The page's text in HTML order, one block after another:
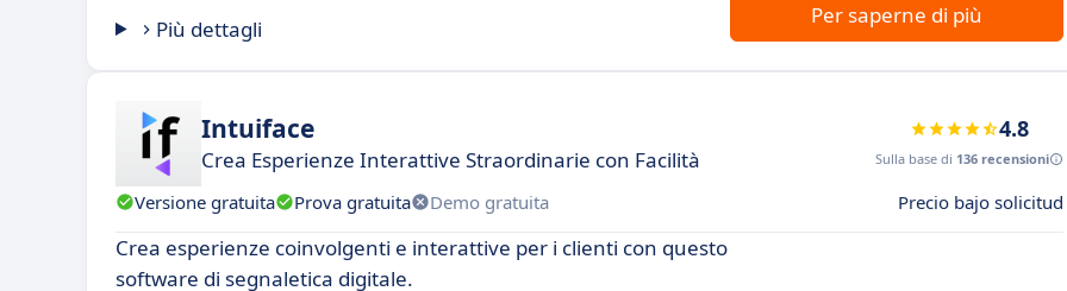
Più dettagli
Per saperne di più
Intuiface
Crea Esperienze Interattive Straordinarie con Facilità
4.8
Sulla base di 136 recensioni
Versione gratuita Prova gratuita Demo gratuita Precio bajo solicitud
Crea esperienze coinvolgenti e interattive per i clienti con questo
software di segnaletica digitale.